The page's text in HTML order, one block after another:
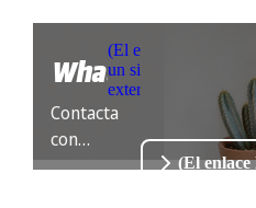
WhatsApp
(El enlace lleva a
un sitio web
externo.
Contacta
con
nuestro
(El enlace